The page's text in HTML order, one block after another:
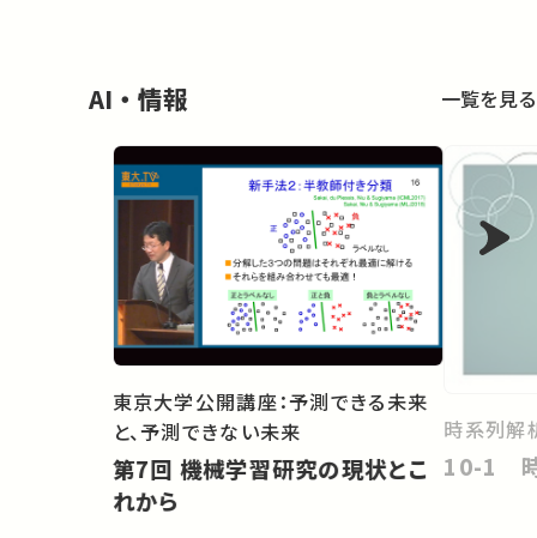
AI・情報 一覧を見る
東京大学公開講座：予測できる未来
と、予測できない未来
第7回 機械学習研究の現状とこ
れから
時系列解
10-1 時